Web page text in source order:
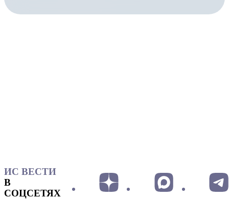
ИС ВЕСТИ
В
СОЦСЕТЯХ